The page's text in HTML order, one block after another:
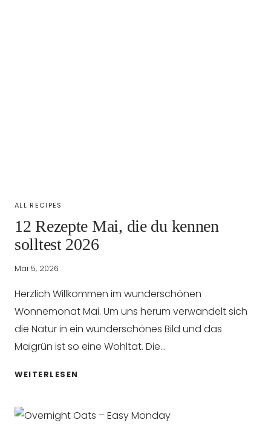
ALL RECIPES
12 Rezepte Mai, die du kennen
solltest 2026
Mai 5, 2026
Herzlich Willkommen im wunderschönen
Wonnemonat Mai. Um uns herum verwandelt sich
die Natur in ein wunderschönes Bild und das
Maigrün ist so eine Wohltat. Die…
WEITERLESEN
DIE